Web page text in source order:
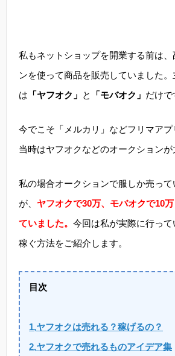
私もネットショップを開業する前は、
ンを使って商品を販売していました
は 「ヤフオク」 と 「モバオク」 だけで
今でこそ「メルカリ」などフリマアプ
当時はヤフオクなどのオークションが
私の場合オークションで服しか売って
が、 ヤフオクで30万、モバオクで10
ていました。 今回は私が実際に行っ
稼ぐ方法をご紹介します。
目次
1,ヤフオクは売れる？稼げるの？
2,ヤフオクで売れるものアイデア集